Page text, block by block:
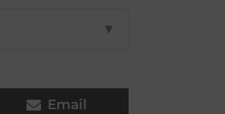
▼
Email